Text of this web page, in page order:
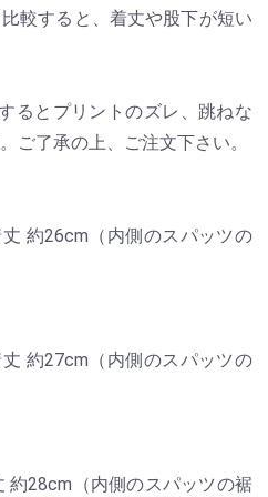
比較すると、着丈や股下が短い
るとプリントのズレ、跳ねな
ご了承の上、ご注文下さい。
約26cm（内側のスパッツの
約27cm（内側のスパッツの
約28cm（内側のスパッツの裾